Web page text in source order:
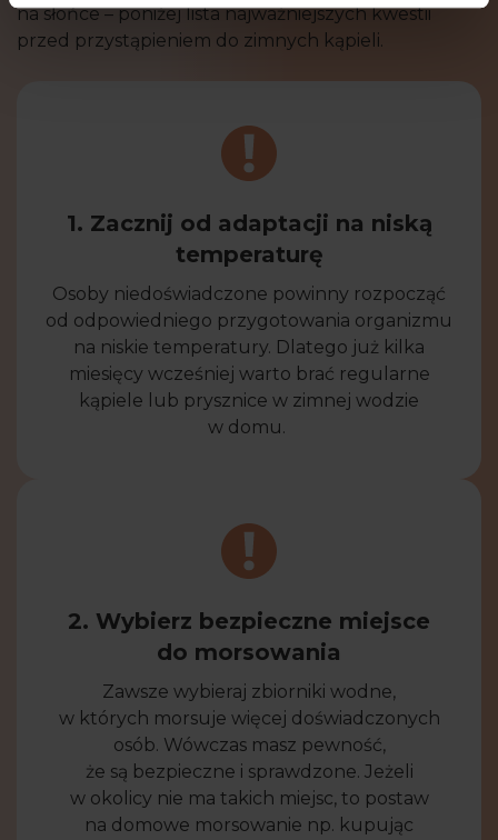
na słońce – poniżej lista najważniejszych kwestii
przed przystąpieniem do zimnych kąpieli.
1. Zacznij od adaptacji na niską
temperaturę
Osoby niedoświadczone powinny rozpocząć
od odpowiedniego przygotowania organizmu
na niskie temperatury. Dlatego już kilka
miesięcy wcześniej warto brać regularne
kąpiele lub prysznice w zimnej wodzie
w domu.
2. Wybierz bezpieczne miejsce
do morsowania
Zawsze wybieraj zbiorniki wodne,
w których morsuje więcej doświadczonych
osób. Wówczas masz pewność,
że są bezpieczne i sprawdzone. Jeżeli
w okolicy nie ma takich miejsc, to postaw
na domowe morsowanie np. kupując